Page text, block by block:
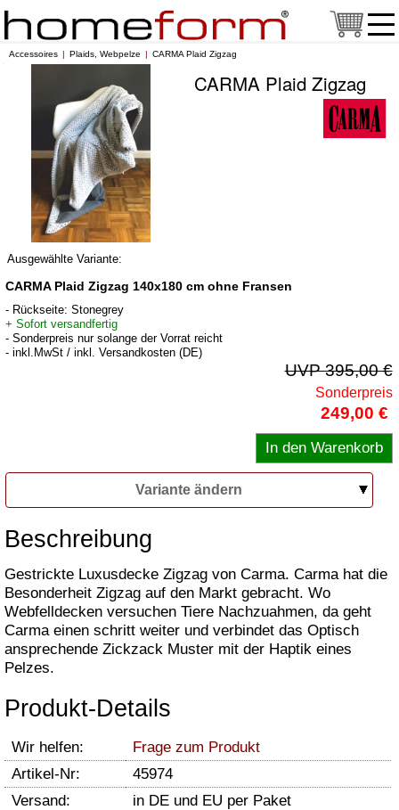
Accessoires Plaids, Webpelze CARMA Plaid Zigzag
CARMA Plaid Zigzag
Ausgewählte Variante:
CARMA Plaid Zigzag 140x180 cm ohne Fransen
- Rückseite: Stonegrey
+ Sofort versandfertig
- Sonderpreis nur solange der Vorrat reicht
- inkl.MwSt / inkl. Versandkosten (DE)
UVP 395,00 €
Sonderpreis
249,00 €
Variante ändern
Beschreibung
Gestrickte Luxusdecke Zigzag von Carma. Carma hat die
Besonderheit Zigzag auf den Markt gebracht. Wo
Webfelldecken versuchen Tiere Nachzuahmen, da geht
Carma einen schritt weiter und verbindet das Optisch
ansprechende Zickzack Muster mit der Haptik eines
Pelzes.
Produkt-Details
Wir helfen:
Frage zum Produkt
Artikel-Nr:
45974
Versand:
in DE und EU per Paket